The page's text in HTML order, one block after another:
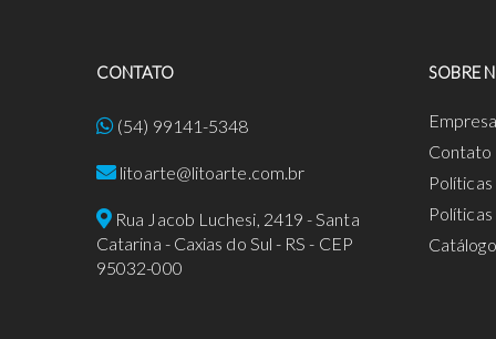
CONTATO
(54) 99141-5348
litoarte@litoarte.com.br
Rua Jacob Luchesi, 2419 - Santa
Catarina - Caxias do Sul - RS - CEP
95032-000
SOBRE
Contato